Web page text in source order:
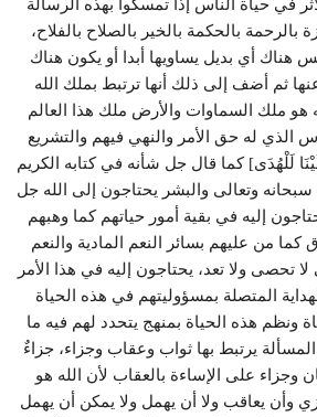
في حياة الناس إذا تمسكوا بهذه الرسالة
بالحكمة بالخير بالصلاح بالفلاح،
هناك أي بديل يساويها أبدا أو يكون هناك
ثم أضف إلى ذلك أنها ترتبط بملك الله
هو ملك السماوات والأرض ملك هذا العالم
الذي له حق الأمر والنهي فيهم والتشريع
لَلْهُدَى] كما قال جل شأنه في كتابه الكريم
وتعالى والبشر يحتاجون إلى الله جل
إليه في بقية أمور حياتهم كما وهبهم
كما من عليهم بسائر النعم المادية والنعم
لا تحصى ولا تعد، يحتاجون إليه في هذا الأمر
المتصلة بمسؤوليتهم في هذه الحياة
ونظم هذه الحياة بمنهج يتحدد لهم فيه ما
يرتبط بها ثواب وعقاب وجزاء، جزاءٌ
وجزاء على الإساءة بالعقاب لأن الله هو
وأن يعاقب ولا أن يهمل ولا يمكن أن يهمل